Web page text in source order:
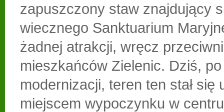
zapuszczony staw znajdujący
wiecznego Sanktuarium
żadnej atrakcji, wręcz
mieszkańców Zielenic. Dziś,
modernizacji, teren ten stał się
miejscem wypoczynku w